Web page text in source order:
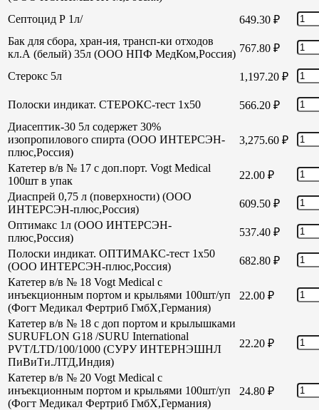
Септоцид Р 1л/
649.30 ₽
Бак для сбора, хран-ия, трансп-ки отходов
кл.А (белый) 35л (ООО НПФ МедКом,Россия) 767.80 ₽
Стерокс 5л 1,197.20 ₽
Полоски индикат. СТЕРОКС-тест 1х50 566.20 ₽
Диасептик-30 5л содержет 30%
изопропилового спирта (ООО ИНТЕРСЭН-
плюс,Россия)
3,275.60 ₽
Катетер в/в № 17 с доп.порт. Vogt Medical
100шт в упак
22.00 ₽
Диаспрей 0,75 л (поверхности) (ООО
ИНТЕРСЭН-плюс,Россия)
609.50 ₽
Оптимакс 1л (ООО ИНТЕРСЭН-
плюс,Россия)
537.40 ₽
Полоски индикат. ОПТИМАКС-тест 1х50
(ООО ИНТЕРСЭН-плюс,Россия)
682.80 ₽
Катетер в/в № 18 Vogt Medical с
инъекционным портом и крыльями 100шт/уп
(Фогт Медикал Фертриб ГмбХ,Германия)
22.00 ₽
Катетер в/в № 18 с доп портом и крылышками
SURUFLON G18 /SURU International
PVT/LTD/100/1000 (СУРУ ИНТЕРНЭШНЛ
ПиВиТи.ЛТД,Индия)
22.20 ₽
Катетер в/в № 20 Vogt Medical с
инъекционным портом и крыльями 100шт/уп
(Фогт Медикал Фертриб ГмбХ,Германия)
24.80 ₽